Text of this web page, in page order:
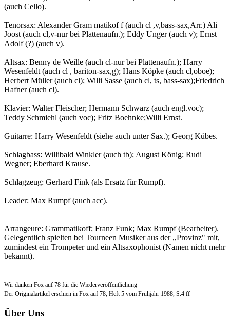
(auch Cello).
Tenorsax: Alexander Gram matikof f (auch cl ,v,bass-sax,Arr.) Ali
Joost (auch cl,v-nur bei Plattenaufn.); Eddy Unger (auch v); Ernst
Adolf (?) (auch v).
Altsax: Benny de Weille (auch cl-nur bei Plattenaufn.); Harry
Wesenfeldt (auch cl , bariton-sax,g); Hans Köpke (auch cl,oboe);
Herbert Müller (auch cl); Willi Sasse (auch cl, ts, bass-sax);Friedrich
Hafner (auch cl).
Klavier: Walter Fleischer; Hermann Schwarz (auch engl.voc);
Teddy Schmiehl (auch voc); Fritz Boehnke;Willi Ernst.
Guitarre: Harry Wesenfeldt (siehe auch unter Sax.); Georg Kübes.
Schlagbass: Willibald Winkler (auch tb); August König; Rudi
Wegner; Eberhard Krause.
Schlagzeug: Gerhard Fink (als Ersatz für Rumpf).
Leader: Max Rumpf (auch acc).
Arrangeure: Grammatikoff; Franz Funk; Max Rumpf (Bearbeiter).
Gelegentlich spielten bei Tourneen Musiker aus der ,,Provinz" mit,
zumindest ein Trompeter und ein Altsaxophonist (Namen nicht mehr
bekannt).
Wir danken Fox auf 78 für die Wiederveröffentlichung
Der Originalartikel erschien in Fox auf 78, Heft 5 vom Frühjahr 1988, S.4 ff
Über Uns